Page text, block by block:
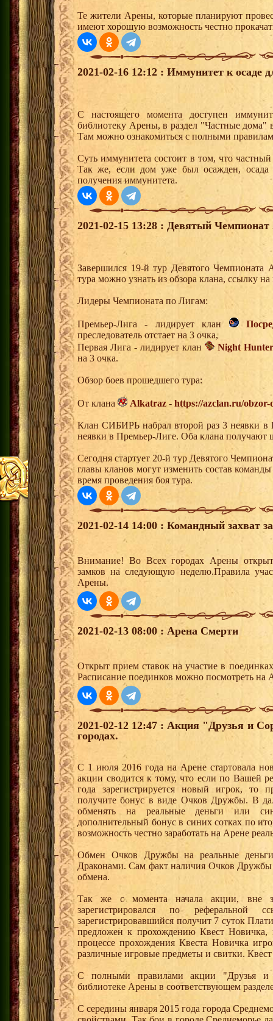
Те жители Арены, которые планируют
имеют хорошую возможность честно
2021-02-16 12:12 : Иммунитет к осаде
С настоящего момента доступен
библиотеку Арены, в раздел "Частные дома"
Там можно ознакомиться с полными
Суть иммунитета состоит в том, что
Так же, если дом уже был осажден, осада
получения иммунитета.
2021-02-15 13:28 : Девятый
Завершился 19-й тур Девятого
тура можно узнать из обзора клана, ссылку
Лидеры Чемпионата по Лигам:
Премьер-Лига - лидирует клан
преследователь отстает на 3 очка,
Первая Лига - лидирует клан
Night
на 3 очка.
Обзор боев прошедшего тура:
От клана Alkatraz - https://azclan.ru/obzor-
Клан СИБИРЬ набрал второй раз 3 неявки
неявки в Премьер-Лиге. Оба клана получают
Сегодня стартует 20-й тур Девятого
главы кланов могут изменить состав
время проведения боя тура.
2021-02-14 14:00 : Командный захват
Внимание! Во Всех городах Арены
замков на следующую неделю.Правила
Арены.
2021-02-13 08:00 : Арена Смерти
Открыт прием ставок на участие в
Расписание поединков можно посмотреть на
2021-02-12 12:47 : Акция "Друзья и
городах.
С 1 июля 2016 года на Арене стартовала
акции сводится к тому, что если по Вашей
года зарегистрируется новый игрок,
получите бонус в виде Очков Дружбы. В
обменять на реальные деньги или
дополнительный бонус в синих сотках по
возможность честно заработать на Арене
Обмен Очков Дружбы на реальные деньги
Драконами. Сам факт наличия Очков Дружбы
обмена.
Так же с момента начала акции, вне
зарегистрировался по
зарегистрировавшийся получит 7 суток
предложен к прохождению Квест
процессе прохождения Квеста Новичка
различные игровые предметы и свитки.
С полными правилами акции "Друзья и
библиотеке Арены в соответствующем
С середины января 2015 года города